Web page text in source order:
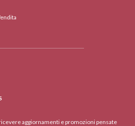
aggiornamenti e promozioni pensate